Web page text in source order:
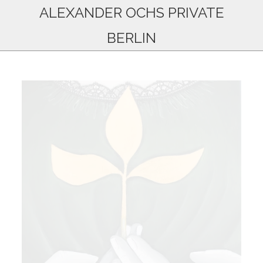
ALEXANDER OCHS PRIVATE
BERLIN